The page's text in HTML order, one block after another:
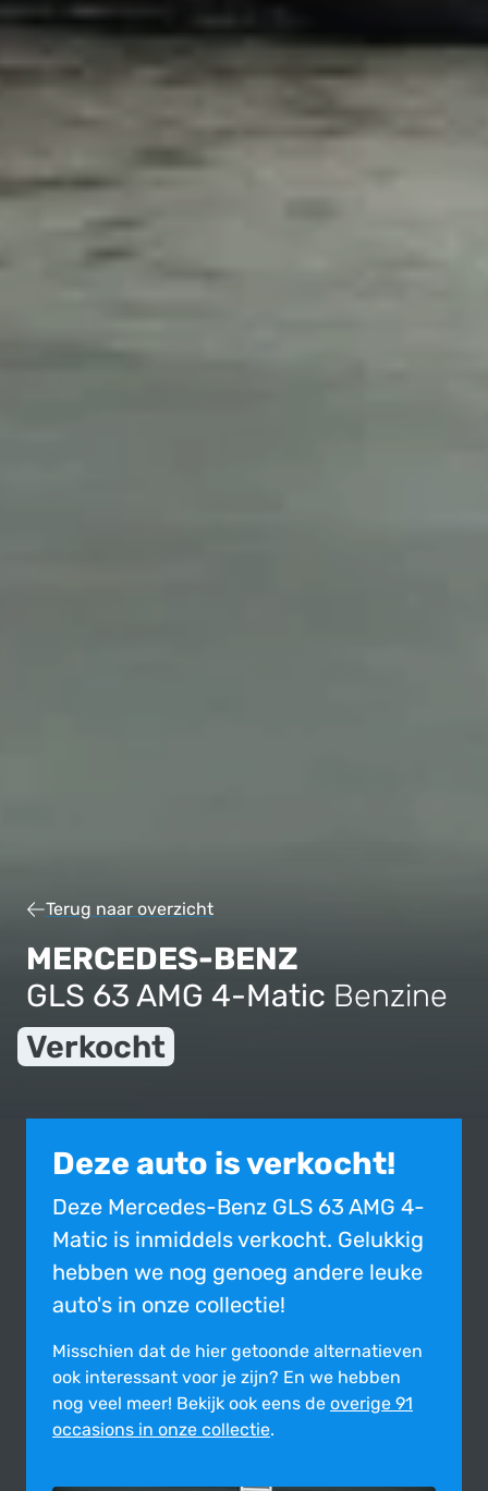
Terug naar overzicht
MERCEDES-BENZ
GLS 63 AMG 4-Matic Benzine
Verkocht
Deze auto is verkocht!
Deze Mercedes-Benz GLS 63 AMG 4-
Matic is inmiddels verkocht. Gelukkig
hebben we nog genoeg andere leuke
auto's in onze collectie!
Misschien dat de hier getoonde alter­na­tie­ven
ook inte­res­sant voor je zijn? En we hebben
nog veel meer! Bekijk ook eens de overige 91
occasions in onze collectie.